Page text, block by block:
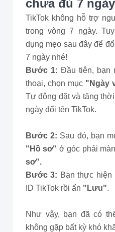
chưa đủ 7 ngày
TikTok không hỗ trợ
trong vòng 7 ngày.
dụng mẹo sau đây để
7 ngày nhé!
Bước 1: Đầu tiên, bạn
thoại, chọn mục "Ngày
Tự động đặt và tăng
ngày đổi tên TikTok.
Bước 2: Sau đó, bạn
"Hồ sơ" ở góc phải
sơ".
Bước 3: Bạn thực hiện
ID TikTok rồi ấn "Lưu".
Như vậy, bạn đã có
không gặp bất kỳ khó